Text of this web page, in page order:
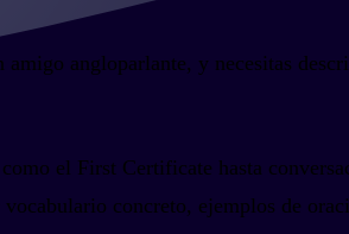
angloparlante, y necesitas
el First Certificate hasta
concreto, ejemplos de